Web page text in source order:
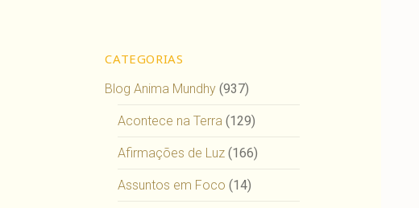
CATEGORIAS
Blog Anima Mundhy (937)
Acontece na Terra (129)
Afirmações de Luz (166)
Assuntos em Foco (14)